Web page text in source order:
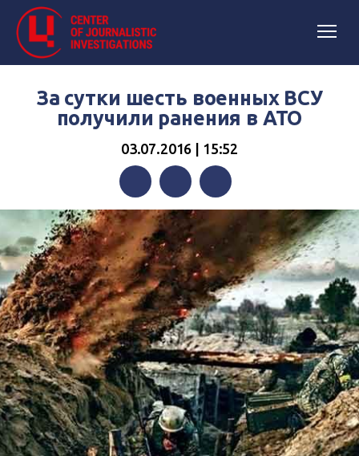
За сутки шесть военных ВСУ
получили ранения в АТО
03.07.2016 | 15:52
FacebookTwitterTelegram